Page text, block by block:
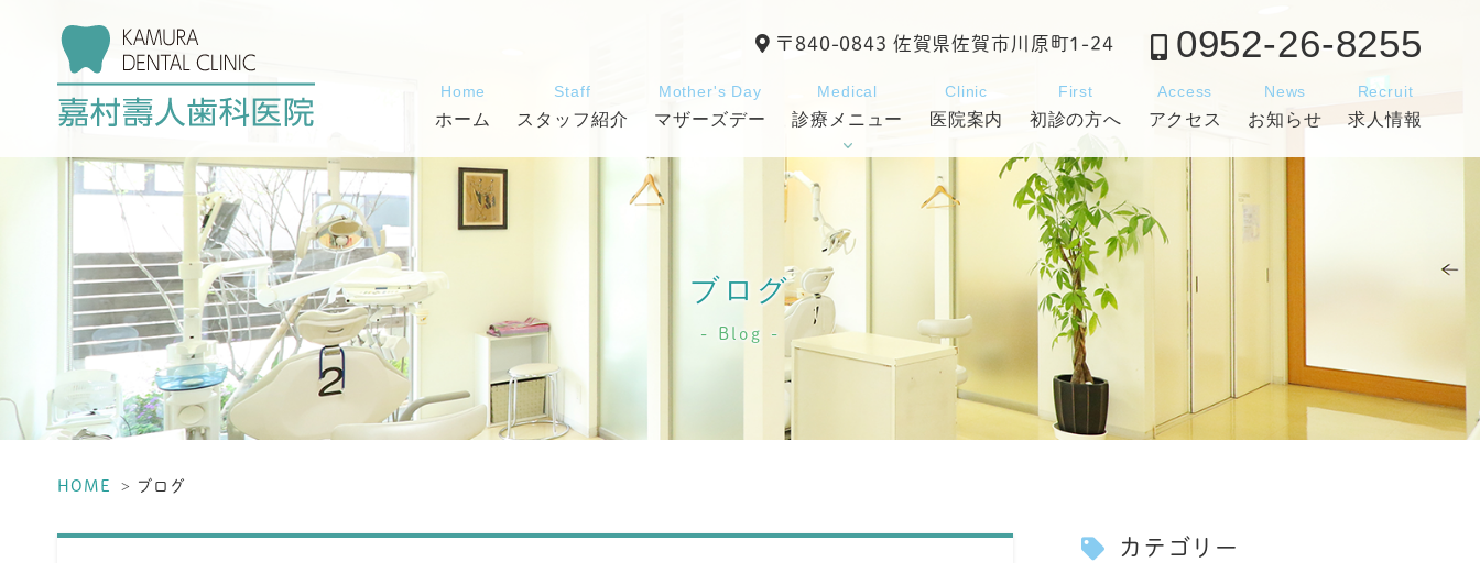
〒840-0843 佐賀県佐賀市川原町1-24 0952-26-8255
Home
ホーム
Staff
スタッフ紹介
Mother's Day
マザーズデー
Medical
診療メニュー
Clinic
医院案内
First
初診の方へ
Access
アクセス
News
お知らせ
Recruit
求人情報
ブログ
Blog
HOME ブログ
カテゴリー